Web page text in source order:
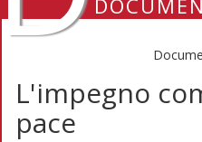
L'impegno
pace